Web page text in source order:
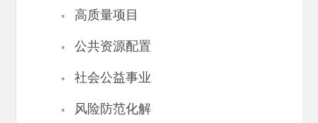
· 高质量项目
· 公共资源配置
· 社会公益事业
· 风险防范化解